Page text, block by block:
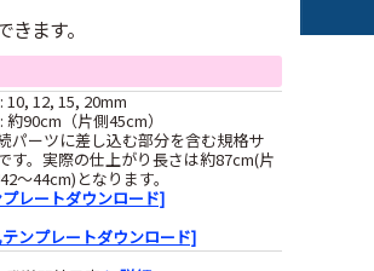
きます。
10, 12, 15, 20mm
約90cm（片側45cm）
パーツに差し込む部分を含む規格サ
す。実際の仕上がり長さは約87cm(片
～44cm)となります。
レートダウンロード]
ンプレートダウンロード]